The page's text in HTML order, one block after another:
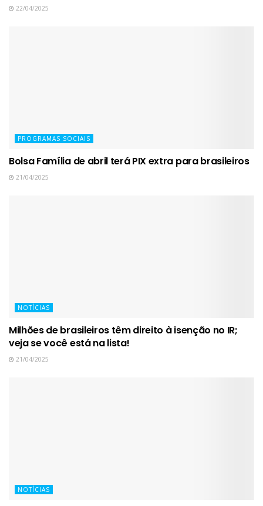
22/04/2025
PROGRAMAS SOCIAIS
Bolsa Família de abril terá PIX extra para brasileiros
21/04/2025
NOTÍCIAS
Milhões de brasileiros têm direito à isenção no IR;
veja se você está na lista!
21/04/2025
NOTÍCIAS